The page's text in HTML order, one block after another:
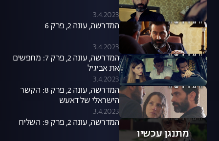
3.4.2023
המדרשה, עונה 2, פרק 6
3.4.2023
המדרשה, עונה 2, פרק 7: מחפשים
את אביגיל
3.4.2023
המדרשה, עונה 2, פרק 8: הקשר
הישראלי של דאעש
3.4.2023
מתנגן עכשיו
המדרשה, עונה 2, פרק 9: השליח